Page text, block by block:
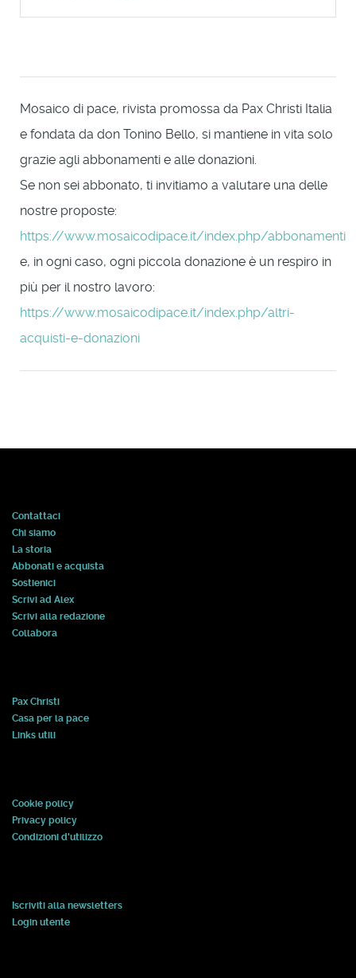
Mosaico di pace, rivista promossa da Pax Christi Italia
e fondata da don Tonino Bello, si mantiene in vita solo
grazie agli abbonamenti e alle donazioni.
Se non sei abbonato, ti invitiamo a valutare una delle
nostre proposte:
https://www.mosaicodipace.it/index.php/abbonamenti
e, in ogni caso, ogni piccola donazione è un respiro in
più per il nostro lavoro:
https://www.mosaicodipace.it/index.php/altri-
acquisti-e-donazioni
Contattaci
Chi siamo
La storia
Abbonati e acquista
Sostienici
Scrivi ad Alex
Scrivi alla redazione
Collabora
Pax Christi
Casa per la pace
Links utili
Cookie policy
Privacy policy
Condizioni d'utilizzo
Iscriviti alla newsletters
Login utente